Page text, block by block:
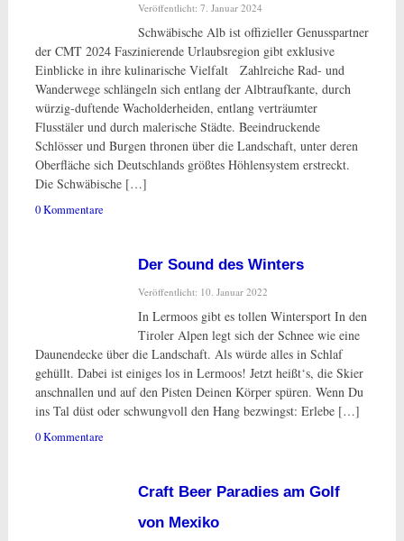
Veröffentlicht: 7. Januar 2024
Schwäbische Alb ist offizieller Genusspartner
der CMT 2024 Faszinierende Urlaubsregion gibt exklusive
Einblicke in ihre kulinarische Vielfalt Zahlreiche Rad- und
Wanderwege schlängeln sich entlang der Albtraufkante, durch
würzig-duftende Wacholderheiden, entlang verträumter
Flusstäler und durch malerische Städte. Beeindruckende
Schlösser und Burgen thronen über die Landschaft, unter deren
Oberfläche sich Deutschlands größtes Höhlensystem erstreckt.
Die Schwäbische […]
0 Kommentare
Der Sound des Winters
Veröffentlicht: 10. Januar 2022
In Lermoos gibt es tollen Wintersport In den
Tiroler Alpen legt sich der Schnee wie eine
Daunendecke über die Landschaft. Als würde alles in Schlaf
gehüllt. Dabei ist einiges los in Lermoos! Jetzt heißt‘s, die Skier
anschnallen und auf den Pisten Deinen Körper spüren. Wenn Du
ins Tal düst oder schwungvoll den Hang bezwingst: Erlebe […]
0 Kommentare
Craft Beer Paradies am Golf
von Mexiko